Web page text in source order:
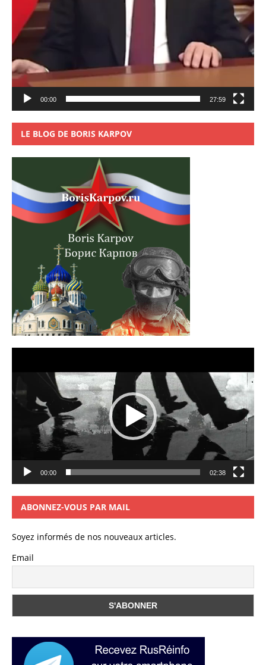
00:00 27:59
LE BLOG DE BORIS KARPOV
00:00 02:38
ABONNEZ-VOUS PAR MAIL
Soyez informés de nos nouveaux articles.
Email